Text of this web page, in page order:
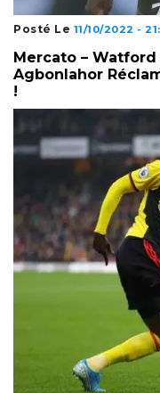
Posté Le 11/10/2022 -
Mercato – Watford
Agbonlahor
!